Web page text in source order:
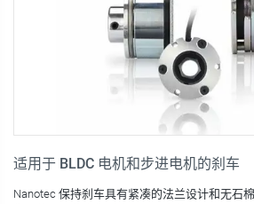
适用于 BLDC 电机和步进电机的刹车
Nanotec 保持刹车具有紧凑的法兰设计和无石